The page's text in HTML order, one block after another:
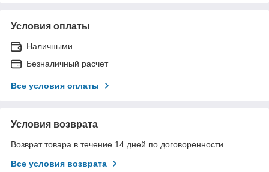
Условия оплаты
Наличными
Безналичный расчет
Все условия оплаты
Условия возврата
Возврат товара в течение 14 дней по договоренности
Все условия возврата